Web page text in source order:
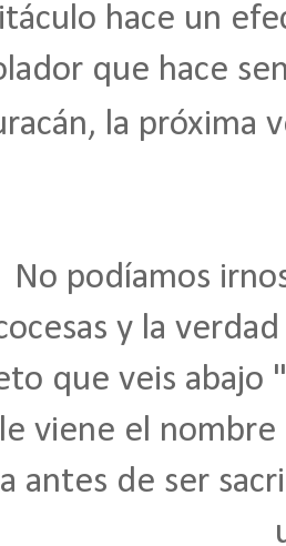
hace un
que hace
la próxima
podíamos
y la
que veis
viene el nombre
antes de ser